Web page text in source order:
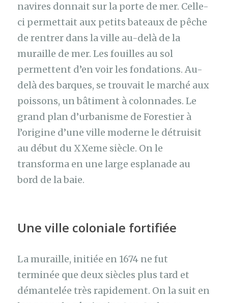
navires donnait sur la porte de mer. Celle-
ci permettait aux petits bateaux de pêche
de rentrer dans la ville au-delà de la
muraille de mer. Les fouilles au sol
permettent d’en voir les fondations. Au-
delà des barques, se trouvait le marché aux
poissons, un bâtiment à colonnades. Le
grand plan d’urbanisme de Forestier à
l’origine d’une ville moderne le détruisit
au début du XXeme siècle. On le
transforma en une large esplanade au
bord de la baie.
Une ville coloniale fortifiée
La muraille, initiée en 1674 ne fut
terminée que deux siècles plus tard et
démantelée très rapidement. On la suit en